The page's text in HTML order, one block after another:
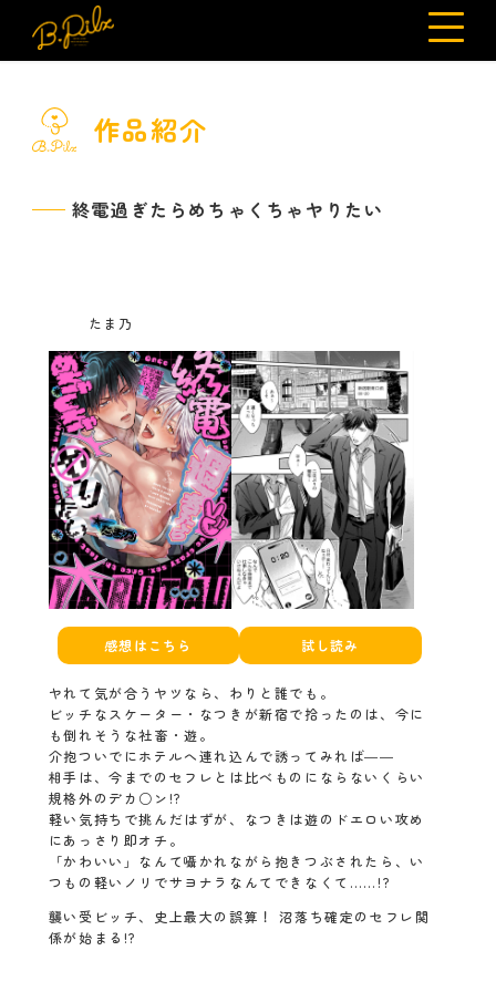
作品紹介
終電過ぎたらめちゃくちゃヤりたい
たま乃
感想はこちら 試し読み
ヤれて気が合うヤツなら、わりと誰でも。
ビッチなスケーター・なつきが新宿で拾ったのは、今に
も倒れそうな社畜・遊。
介抱ついでにホテルへ連れ込んで誘ってみれば――
相手は、今までのセフレとは比べものにならないくらい
規格外のデカ○ン!?
軽い気持ちで挑んだはずが、なつきは遊のドエロい攻め
にあっさり即オチ。
「かわいい」なんて囁かれながら抱きつぶされたら、い
つもの軽いノリでサヨナラなんてできなくて……!?
襲い受ビッチ、史上最大の誤算！ 沼落ち確定のセフレ関
係が始まる!?